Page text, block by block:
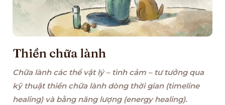
Thiền chữa lành
Chữa lành các thể vật lý – tình cảm – tư tưởng qua
kỹ thuật thiền chữa lành dòng thời gian (timeline
healing) và bằng năng lượng (energy healing).